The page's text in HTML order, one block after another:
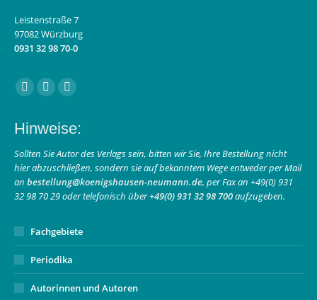
Leistenstraße 7
97082 Würzburg
0931 32 98 70-0
Finden Sie uns auf:
Facebook
opens
in
new
window
Instagram
opens
in
new
window
E-
page
opens
in
new
window
Hinweise:
Sollten Sie Autor des Verlags sein, bitten wir Sie, Ihre Bestellung nicht
hier abzuschließen, sondern sie auf bekanntem Wege entweder per Mail
an bestellung@koenigshausen-neumann.de, per Fax an +49(0) 931
32 98 70 29 oder telefonisch über+49(0) 931 32 98 700aufzugeben.
Fachgebiete
Periodika
Autorinnen und Autoren